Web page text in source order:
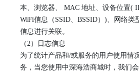
本、浏览器、
MAC 地址、设备位置(
WiFi信息（SSID、BSSID）)、网络类
信息进行关联。
（2）日志信息
为了统计产品和/或服务的用户使用情
务，当您使用中深海浩商城时，我们